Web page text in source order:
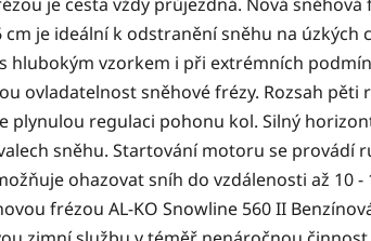
je cesta vždy průjezdná. Nová sněhová
je ideální k odstranění sněhu na úzkých
hlubokým vzorkem i při extrémních
ovladatelnost sněhové frézy. Rozsah
plynulou regulaci pohonu kol. Silný
sněhu. Startování motoru se provádí
ohazovat sníh do vzdálenosti až 10
frézou AL-KO Snowline 560 II